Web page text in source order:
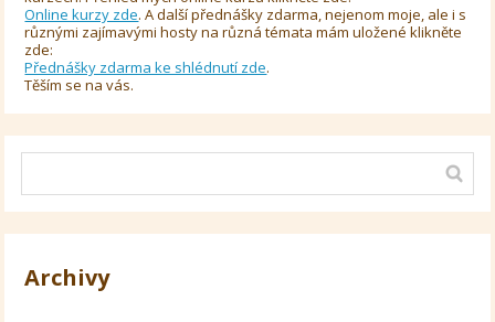
Online kurzy zde. A další přednášky zdarma, nejenom moje, ale i s
různými zajímavými hosty na různá témata mám uložené klikněte
zde:
Přednášky zdarma ke shlédnutí zde.
Těším se na vás.
Archivy